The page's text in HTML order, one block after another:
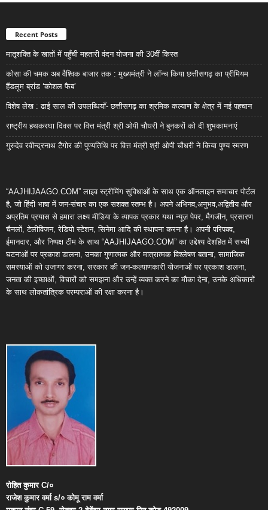
Recent Posts
मातृशक्ति के खातों में पहुँची महतारी वंदन योजना की 30वीं किस्त
कोसा की चमक अब वैश्विक बाजार तक : मुख्यमंत्री ने लॉन्च किया छत्तीसगढ़ का प्रीमियम
हैंडलूम ब्रांड ‘कोशल फैब’
विशेष लेख : ढाई साल की उपलब्धियाँ- छत्तीसगढ़ का श्रमिक कल्याण के क्षेत्र में नई पहचान
राष्ट्रीय हथकरघा दिवस पर वित्त मंत्री श्री ओपी चौधरी ने बुनकरों को दी शुभकामनाएं
गुरुदेव रवीन्द्रनाथ टैगोर की पुण्यतिथि पर वित्त मंत्री श्री ओपी चौधरी ने किया पुण्य स्मरण
“AAJHIJAAGO.COM” लाइव स्ट्रीमिंग सुविधाओं के साथ एक ऑनलाइन समाचार पोर्टल
है, जो हिंदी भाषा में जन-संचार का एक सशक्त स्तम्भ है। अपने अभिनव,अनुभव,अद्वितीय और
अप्रतिम प्रयास से हमारा लक्ष्य मीडिया के व्यापक प्रकार यथा न्यूज़ पेपर, मैगजीन, प्रसारण
चैनलों, टेलीविजन, रेडियो स्टेशन, सिनेमा आदि की स्थापना करना है। अपनी परिपक्व,
ईमानदार, और निष्पक्ष टीम के साथ “AAJHIJAAGO.COM” का उद्देश्य देशहित में सच्ची
घटनाओं पर प्रकाश डालना, उनका गुणात्मक और मात्रात्मक विश्लेषण बताना, सामाजिक
समस्याओं को उजागर करना, सरकार की जन-कल्याणकारी योजनाओं पर प्रकाश डालना,
जनता की इच्छाओं, विचारों को समझना और उन्हें व्यक्त करने का मौका देना, उनके अधिकारों
के साथ लोकतांत्रिक परम्पराओं की रक्षा करना है।
रोहित कुमारC/०
राजेश कुमार वर्माs/० कोमू राम वर्मा